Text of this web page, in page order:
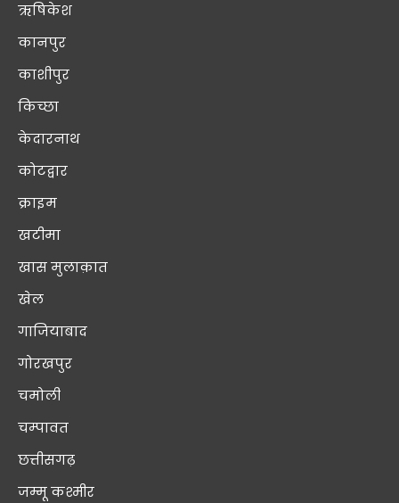
ऋषिकेश
कानपुर
काशीपुर
किच्छा
केदारनाथ
कोटद्वार
क्राइम
खटीमा
खास मुलाक़ात
खेल
गाजियाबाद
गोरखपुर
चमोली
चम्पावत
छत्तीसगढ़
जम्मू कश्मीर